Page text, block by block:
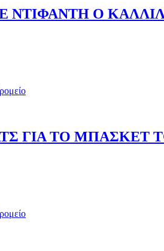
ΝΤΙΦΑΝΤΗ Ο
ΓΙΑ ΤΟ ΜΠΑΣΚΕΤ